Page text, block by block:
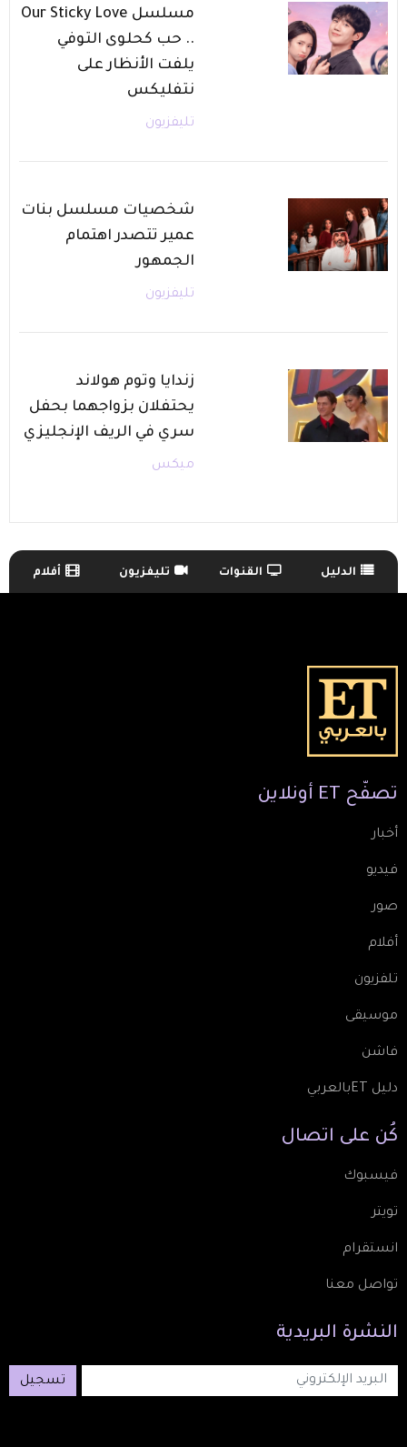
مسلسل Our Sticky Love
.. حب كحلوى التوفي
يلفت الأنظار على
نتفليكس
تليفزيون
شخصيات مسلسل بنات
عمير تتصدر اهتمام
الجمهور
تليفزيون
زندايا وتوم هولاند
يحتفلان بزواجهما بحفل
سري في الريف الإنجليزي
ميكس
TV Guide Menu الدليل القنوات تليفزيون أفلام
تصفّح ET أونلاين
أخبار
فيديو
صور
أفلام
تلفزيون
موسيقى
فاشن
دليل ETبالعربي
كُن على اتصال
فيسبوك
تويتر
انستقرام
تواصل معنا
النشرة البريدية
تسجيل